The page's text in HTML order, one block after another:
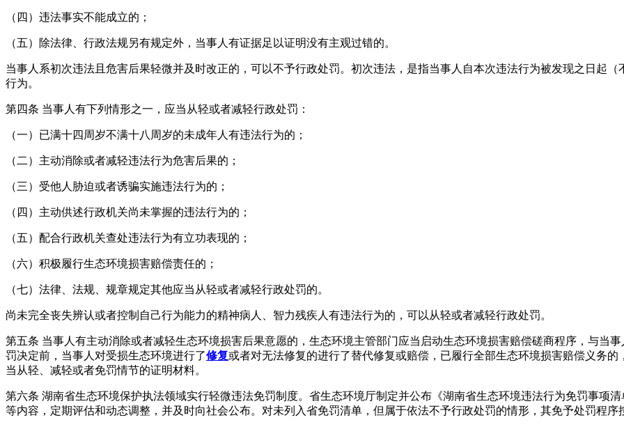
（四）违法事实不能成立的；
（五）除法律、行政法规另有规定外，当事人有证据足以证明没有主观过错的。
当事人系初次违法且危害后果轻微并及时改正的，可以不予行政处罚。初次违法，是指当事人自本次违法行为被发现之日起
行为。
第四条 当事人有下列情形之一，应当从轻或者减轻行政处罚：
（一）已满十四周岁不满十八周岁的未成年人有违法行为的；
（二）主动消除或者减轻违法行为危害后果的；
（三）受他人胁迫或者诱骗实施违法行为的；
（四）主动供述行政机关尚未掌握的违法行为的；
（五）配合行政机关查处违法行为有立功表现的；
（六）积极履行生态环境损害赔偿责任的；
（七）法律、法规、规章规定其他应当从轻或者减轻行政处罚的。
尚未完全丧失辨认或者控制自己行为能力的精神病人、智力残疾人有违法行为的，可以从轻或者减轻行政处罚。
第五条 当事人有主动消除或者减轻生态环境损害后果意愿的，生态环境主管部门应当启动生态环境损害赔偿磋商程序，与当
罚决定前，当事人对受损生态环境进行了修复或者对无法修复的进行了替代修复或赔偿，已履行全部生态环境损害赔偿义务的
当从轻、减轻或者免罚情节的证明材料。
第六条 湖南省生态环境保护执法领域实行轻微违法免罚制度。省生态环境厅制定并公布《湖南省生态环境违法行为免罚事项
等内容，定期评估和动态调整，并及时向社会公布。对未列入省免罚清单，但属于依法不予行政处罚的情形，其免予处罚程序